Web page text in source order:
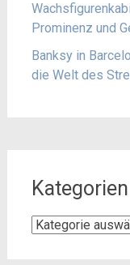
Prominenz und
Banksy in
die Welt des
Kategorien
Kategorien